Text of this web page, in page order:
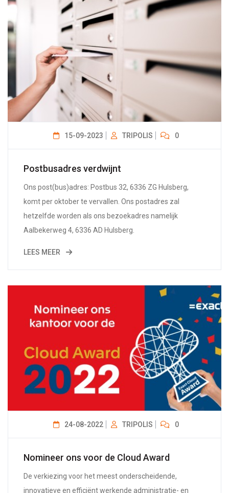
15-09-2023 TRIPOLIS 0
Postbusadres verdwijnt
Ons post(bus)adres: Postbus 32, 6336 ZG Hulsberg,
komt per oktober te vervallen. Ons postadres zal
hetzelfde worden als ons bezoekadres namelijk
Aalbekerweg 4, 6336 AD Hulsberg.
LEES MEER
24-08-2022 TRIPOLIS 0
Nomineer ons voor de Cloud Award
De verkiezing voor het meest onderscheidende,
innovatieve en efficiënt werkende administratie- en